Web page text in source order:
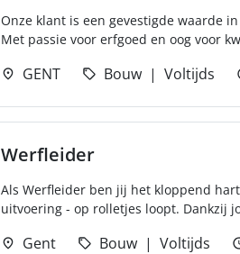
Onze klant is een gevestigde waarde
Met passie voor erfgoed en oog voor
GENT Bouw Voltijds
Werfleider
Als Werfleider ben jij het kloppend
uitvoering - op rolletjes loopt. Dankzij
Gent Bouw Voltijds